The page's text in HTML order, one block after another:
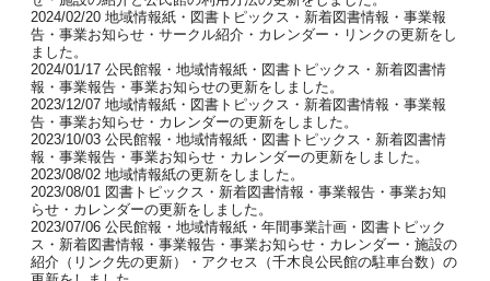
2024/02/20 地域情報紙・図書トピックス・新着図書情報・事業報
告・事業お知らせ・サークル紹介・カレンダー・リンクの更新をし
ました。
2024/01/17 公民館報・地域情報紙・図書トピックス・新着図書情
報・事業報告・事業お知らせの更新をしました。
2023/12/07 地域情報紙・図書トピックス・新着図書情報・事業報
告・事業お知らせ・カレンダーの更新をしました。
2023/10/03 公民館報・地域情報紙・図書トピックス・新着図書情
報・事業報告・事業お知らせ・カレンダーの更新をしました。
2023/08/02 地域情報紙の更新をしました。
2023/08/01 図書トピックス・新着図書情報・事業報告・事業お知
らせ・カレンダーの更新をしました。
2023/07/06 公民館報・地域情報紙・年間事業計画・図書トピック
ス・新着図書情報・事業報告・事業お知らせ・カレンダー・施設の
紹介（リンク先の更新）・アクセス（千木良公民館の駐車台数）の